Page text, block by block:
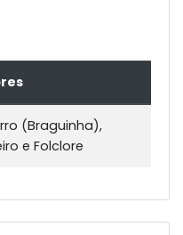
(Braguinha),
e Folclore